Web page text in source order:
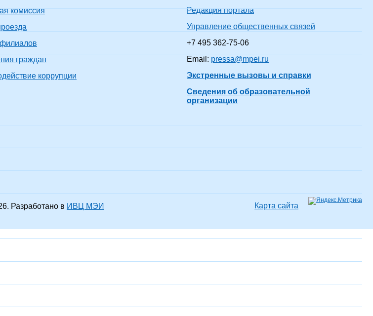
комиссия
граждан
коррупции
Редакция портала
Управление общественных связей
+7 495 362-75-06
Email: pressa@mpei.ru
Экстренные вызовы и справки
Сведения об образовательной
организации
. Разработано в ИВЦ МЭИ Карта сайта